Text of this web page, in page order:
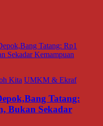
Kita UMKM & Ekraf
Tatang:
Bukan Sekadar